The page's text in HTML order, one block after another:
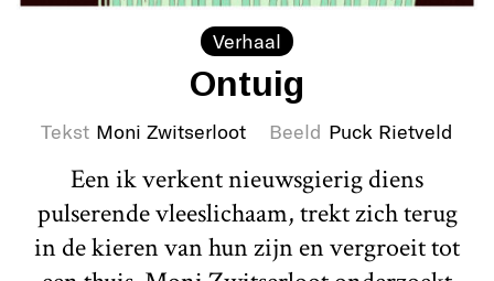
Verhaal
Ontuig
Tekst Moni Zwitserloot Beeld Puck Rietveld
Een ik verkent nieuwsgierig diens
pulserende vleeslichaam, trekt zich terug
in de kieren van hun zijn en vergroeit tot